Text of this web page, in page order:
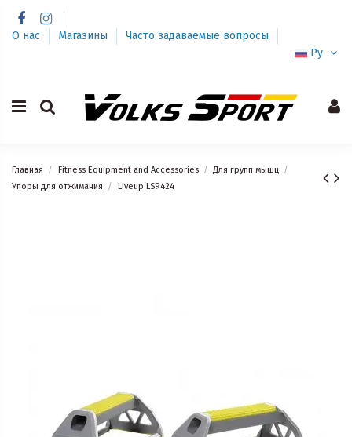
О нас Магазины
Часто задаваемые вопросы
Ру
Главная Fitness Equipment and Accessories
Для групп мышц
Упоры для отжимания
Liveup LS9424